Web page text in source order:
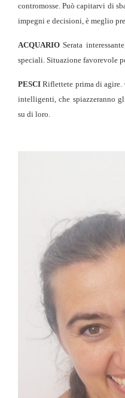
contromosse. Può capitarvi di
impegni e decisioni, è meglio
ACQUARIO Serata
speciali. Situazione favorevole
PESCI Riflettete prima di agire.
intelligenti, che spiazzeranno
su di loro.